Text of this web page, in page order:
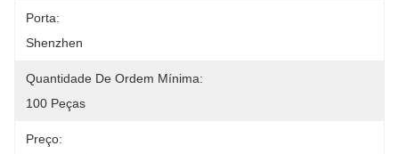
Porta:
Shenzhen
Quantidade De Ordem Mínima:
100 Peças
Preço: